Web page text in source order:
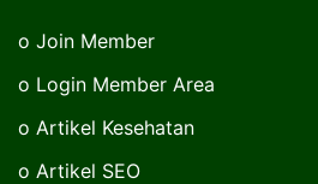
o Join Member
o Login Member Area
o Artikel Kesehatan
o Artikel SEO